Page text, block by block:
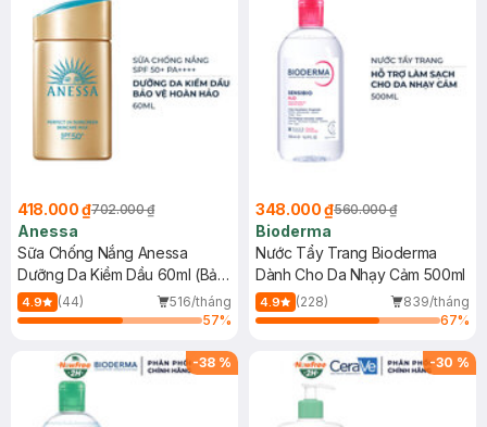
418.000 ₫702.000 ₫
Anessa
Sữa Chống Nắng Anessa
Dưỡng Da Kiềm Dầu 60ml (Bản
Mới)
4.9 (44)
516/tháng
57%
348.000 ₫560.000 ₫
Bioderma
Nước Tẩy Trang Bioderma
Dành Cho Da Nhạy Cảm 500ml
4.9 (228)
839/tháng
67%
-38 % -30 %